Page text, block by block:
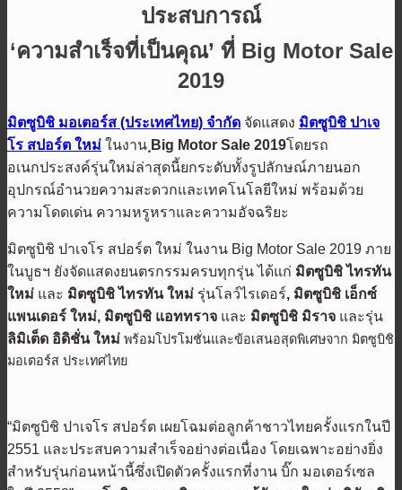
ประสบการณ์
‘ความสำเร็จที่เป็นคุณ’ ที่ Big Motor Sale
2019
มิตซูบิชิ มอเตอร์ส (ประเทศไทย) จำกัด จัดแสดง มิตซูบิชิ ปาเจ
โร สปอร์ต ใหม่ ในงาน ฺBig Motor Sale 2019โดยรถ
อเนกประสงค์รุ่นใหม่ล่าสุดนี้ยกระดับทั้งรูปลักษณ์ภายนอก
อุปกรณ์อำนวยความสะดวกและเทคโนโลยีใหม่ พร้อมด้วย
ความโดดเด่น ความหรูหราและความอัจฉริยะ
มิตซูบิชิ ปาเจโร สปอร์ต ใหม่ ในงาน Big Motor Sale 2019 ภาย
ในบูธฯ ยังจัดแสดงยนตรกรรมครบทุกรุ่น ได้แก่ มิตซูบิชิ ไทรทัน
ใหม่ และ มิตซูบิชิ ไทรทัน ใหม่ รุ่นโลว์ไรเดอร์, มิตซูบิชิ เอ็กซ์
แพนเดอร์ ใหม่, มิตซูบิชิ แอททราจ และ มิตซูบิชิ มิราจ และรุ่น
ลิมิเต็ด อิดิชั่น ใหม่ พร้อมโปรโมชั่นและข้อเสนอสุดพิเศษจาก มิตซูบิชิ
มอเตอร์ส ประเทศไทย
“มิตซูบิชิ ปาเจโร สปอร์ต เผยโฉมต่อลูกค้าชาวไทยครั้งแรกในปี
2551 และประสบความสำเร็จอย่างต่อเนื่อง โดยเฉพาะอย่างยิ่ง
สำหรับรุ่นก่อนหน้านี้ซึ่งเปิดตัวครั้งแรกที่งาน บิ๊ก มอเตอร์เซล